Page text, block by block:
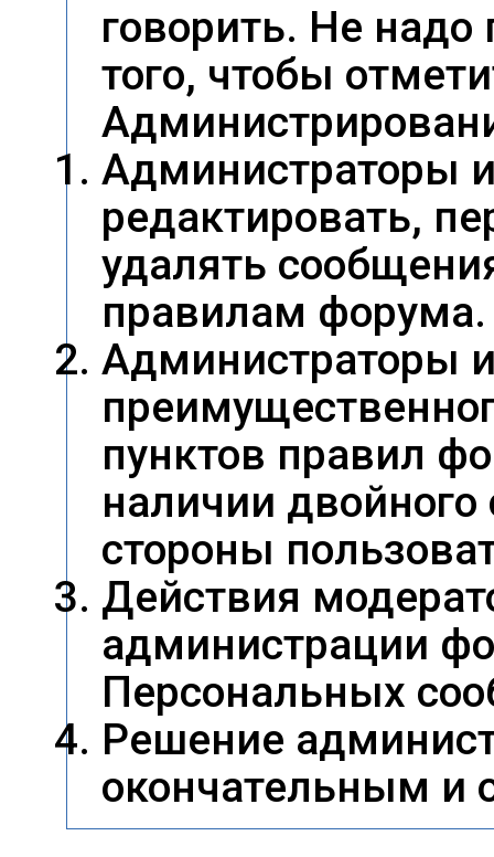
говорить. Не
того, чтобы
Администраторы
редактировать,
удалять
правилам форума.
Администраторы
пунктов правил
наличии
стороны
Действия
администрации
Персональных
Решение
окончательным и